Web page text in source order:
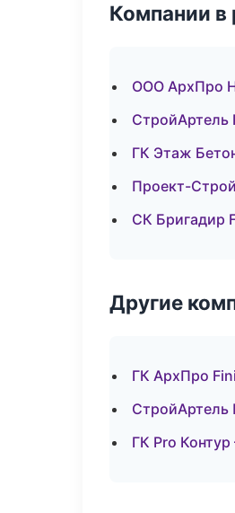
Компании в
ООО АрхПро
СтройАртель
ГК Этаж
Проект-
СК Бригадир
Другие
ГК АрхПро
СтройАртель
ГК Pro